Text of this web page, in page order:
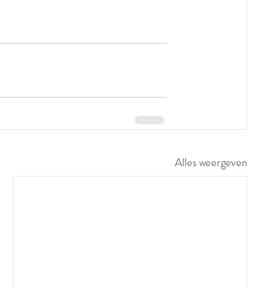
Alles weergeven